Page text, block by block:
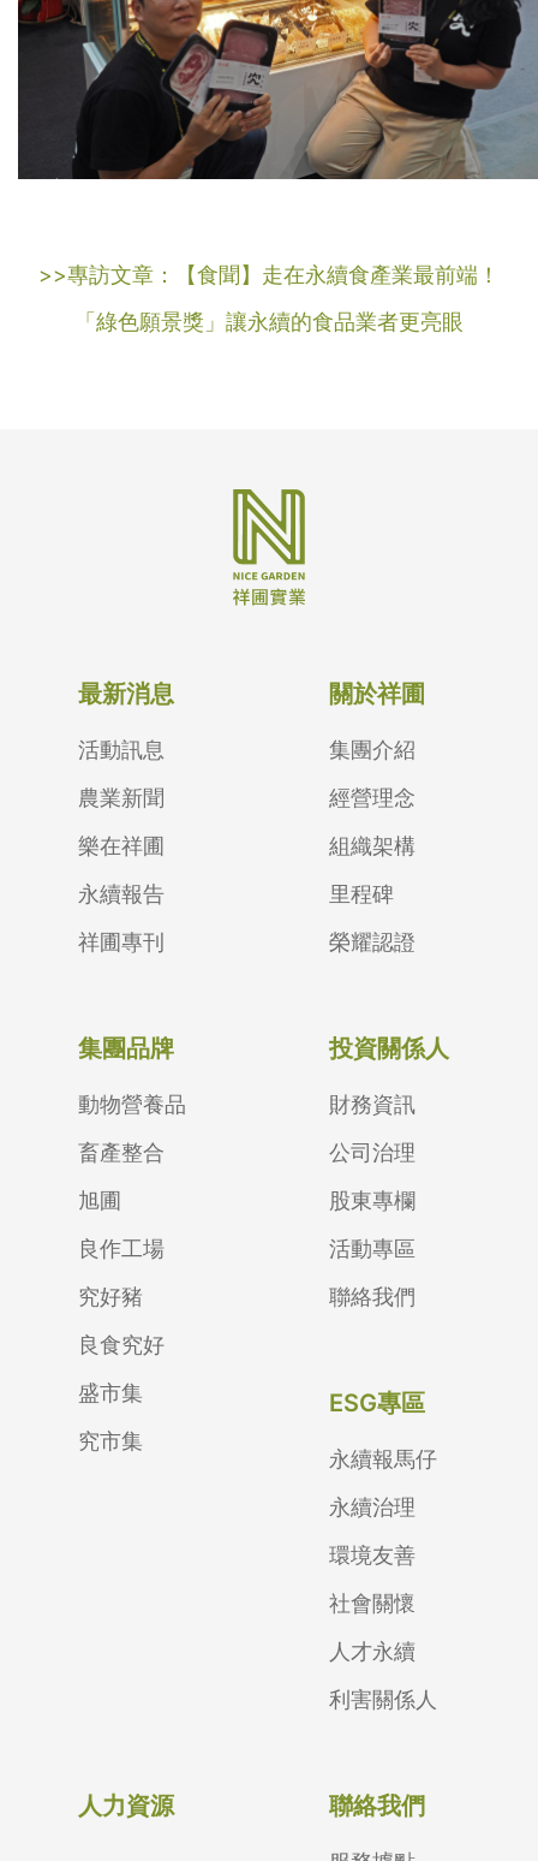
>>專訪文章：【食聞】走在永續食產業最前端！
「綠色願景獎」讓永續的食品業者更亮眼
最新消息
活動訊息
農業新聞
樂在祥圃
永續報告
祥圃專刊
關於祥圃
集團介紹
經營理念
組織架構
里程碑
榮耀認證
集團品牌
動物營養品
畜產整合
旭圃
良作工場
究好豬
良食究好
盛市集
究市集
投資關係人
財務資訊
公司治理
股東專欄
活動專區
聯絡我們
ESG專區
永續報馬仔
永續治理
環境友善
社會關懷
人才永續
利害關係人
人力資源 聯絡我們